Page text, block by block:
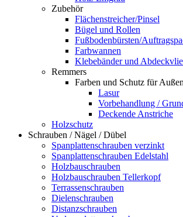
Zubehör
Flächenstreicher/Pinsel
Bügel und Rollen
Fußbodenbürsten/
Farbwannen
Klebebänder und
Remmers
Farben und Schutz für Außen
Lasur
Vorbehandlung /
Deckende Anstriche
Holzschutz
Schrauben / Nägel / Dübel
Spanplattenschrauben verzinkt
Spanplattenschrauben Edelstahl
Holzbauschrauben
Holzbauschrauben Tellerkopf
Terrassenschrauben
Dielenschrauben
Distanzschrauben